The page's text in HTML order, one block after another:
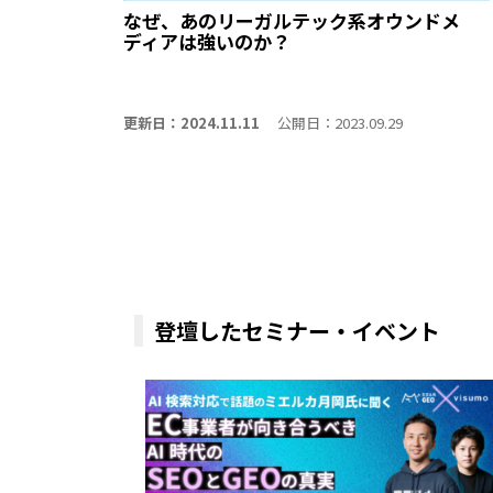
なぜ、あのリーガルテック系オウンドメ
ディアは強いのか？
更新日：2024.11.11 公開日：2023.09.29
登壇したセミナー・イベント